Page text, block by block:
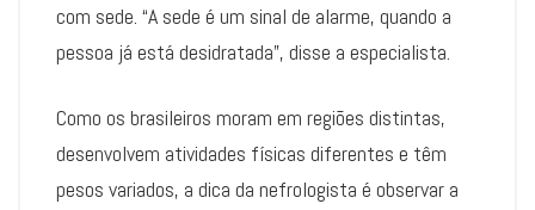
com sede. “A sede é um sinal de alarme, quando a
pessoa já está desidratada”, disse a especialista.
Como os brasileiros moram em regiões distintas,
desenvolvem atividades físicas diferentes e têm
pesos variados, a dica da nefrologista é observar a